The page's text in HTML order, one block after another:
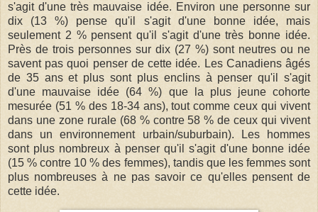
s'agit d'une très mauvaise idée. Environ une personne sur
dix (13 %) pense qu'il s'agit d'une bonne idée, mais
seulement 2 % pensent qu'il s'agit d'une très bonne idée.
Près de trois personnes sur dix (27 %) sont neutres ou ne
savent pas quoi penser de cette idée. Les Canadiens âgés
de 35 ans et plus sont plus enclins à penser qu'il s'agit
d'une mauvaise idée (64 %) que la plus jeune cohorte
mesurée (51 % des 18-34 ans), tout comme ceux qui vivent
dans une zone rurale (68 % contre 58 % de ceux qui vivent
dans un environnement urbain/suburbain). Les hommes
sont plus nombreux à penser qu'il s'agit d'une bonne idée
(15 % contre 10 % des femmes), tandis que les femmes sont
plus nombreuses à ne pas savoir ce qu'elles pensent de
cette idée.